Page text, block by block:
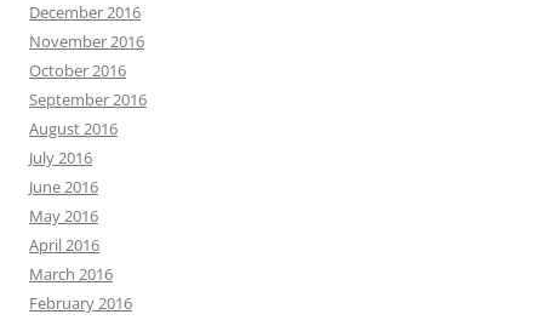
December 2016
November 2016
October 2016
September 2016
August 2016
July 2016
June 2016
May 2016
April 2016
March 2016
February 2016